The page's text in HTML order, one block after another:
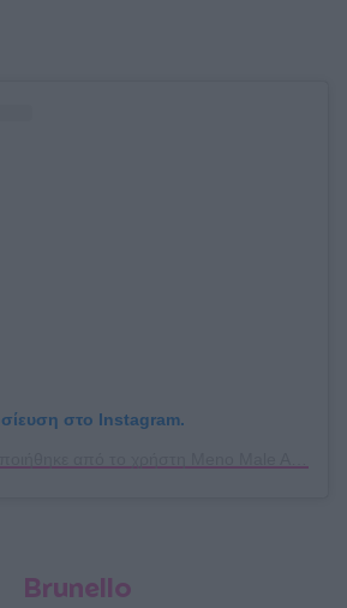
στο Instagram.
Brunello